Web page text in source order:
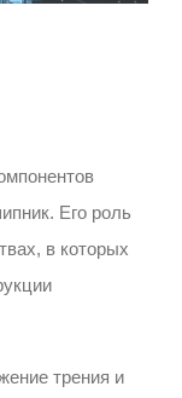
Его роль
в которых
трения и